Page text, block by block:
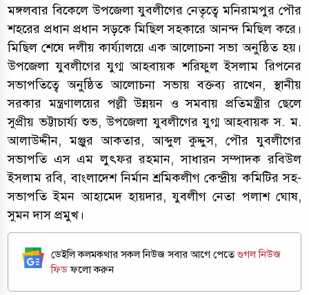
মঙ্গলবার বিকেলে উপজেলা যুবলীগের নেতৃত্বে মনিরামপুর পৌর
শহরের প্রধান প্রধান সড়কে মিছিল সহকারে আনন্দ মিছিল করে।
মিছিল শেষে দলীয় কার্য্যালয়ে এক আলোচনা সভা অনুষ্ঠিত হয়।
উপজেলা যুবলীগের যুগ্ম আহবায়ক শরিফুল ইসলাম রিপনের
সভাপতিত্বে অনুষ্ঠিত আলোচনা সভায় বক্তব্য রাখেন, স্থানীয়
সরকার মন্ত্রণালয়ের পল্লী উন্নয়ন ও সমবায় প্রতিমন্ত্রীর ছেলে
সুপ্রীয় ভট্টাচার্য্য শুভ, উপজেলা যুবলীগের যুগ্ম আহবায়ক স. ম.
আলাউদ্দীন, মঞ্জুর আকতার, আব্দুল কুদ্দুস, পৌর যুবলীগের
সভাপতি এস এম লুৎফর রহমান, সাধারন সম্পাদক রবিউল
ইসলাম রবি, বাংলাদেশ নির্মান শ্রমিকলীগ কেন্দ্রীয় কমিটির সহ-
সভাপতি ইমন আহামেদ হায়দার, যুবলীগ নেতা পলাশ ঘোষ,
সুমন দাস প্রমুখ।
ডেইলি কলমকথার সকল নিউজ সবার আগে পেতেগুগল নিউজ
ফিডফলো করুন